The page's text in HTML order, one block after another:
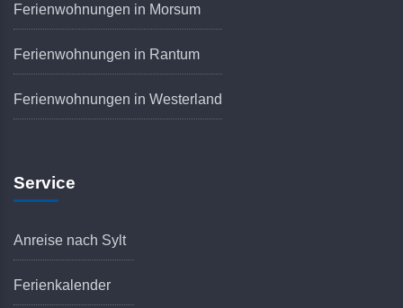
Ferienwohnungen in Morsum
Ferienwohnungen in Rantum
Ferienwohnungen in Westerland
Service
Anreise nach Sylt
Ferienkalender